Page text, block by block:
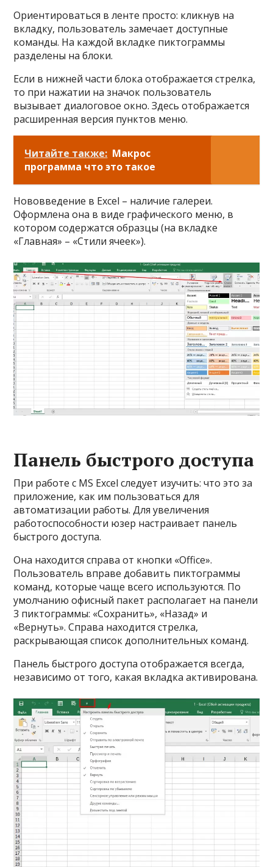
Ориентироваться в ленте просто: кликнув на
вкладку, пользователь замечает доступные
команды. На каждой вкладке пиктограммы
разделены на блоки.
Если в нижней части блока отображается стрелка,
то при нажатии на значок пользователь
вызывает диалоговое окно. Здесь отображается
расширенная версия пунктов меню.
Читайте также: Макрос
программа что это такое
Нововведение в Excel – наличие галереи.
Оформлена она в виде графического меню, в
котором содержатся образцы (на вкладке
«Главная» – «Стили ячеек»).
Панель быстрого доступа
При работе с MS Excel следует изучить: что это за
приложение, как им пользоваться для
автоматизации работы. Для увеличения
работоспособности юзер настраивает панель
быстрого доступа.
Она находится справа от кнопки «Office».
Пользователь вправе добавить пиктограммы
команд, которые чаще всего используются. По
умолчанию офисный пакет располагает на панели
3 пиктограммы: «Сохранить», «Назад» и
«Вернуть». Справа находится стрелка,
раскрывающая список дополнительных команд.
Панель быстрого доступа отображается всегда,
независимо от того, какая вкладка активирована.